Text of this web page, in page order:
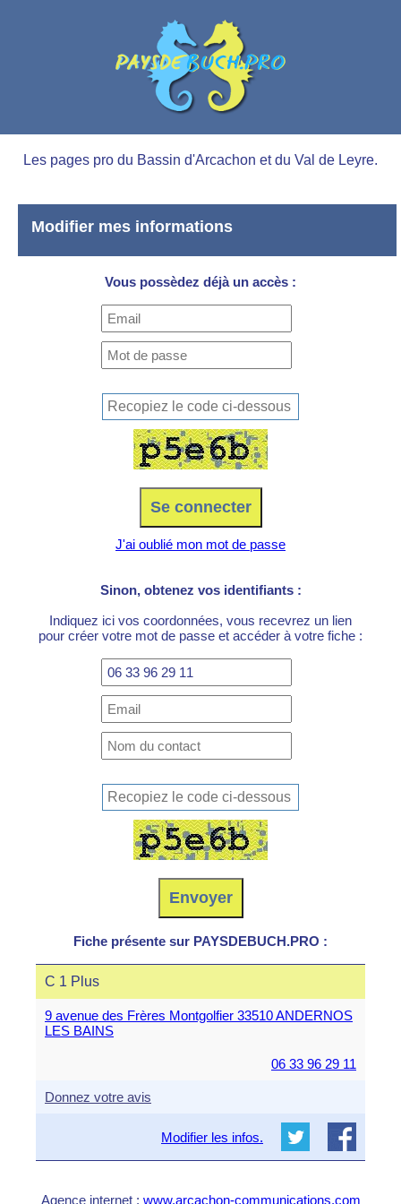
Les pages pro du Bassin d'Arcachon et du Val de Leyre.
Modifier mes informations
Vous possèdez déjà un accès :
J'ai oublié mon mot de passe
Sinon, obtenez vos identifiants :
Indiquez ici vos coordonnées, vous recevrez un lien
pour créer votre mot de passe et accéder à votre fiche :
Fiche présente sur PAYSDEBUCH.PRO :
C 1 Plus
9 avenue des Frères Montgolfier 33510 ANDERNOS
LES BAINS
06 33 96 29 11
Donnez votre avis
Modifier les infos.
Agence internet : www.arcachon-communications.com